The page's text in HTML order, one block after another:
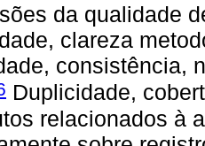
da qualidade
clareza
consistência,
Duplicidade,
relacionados à